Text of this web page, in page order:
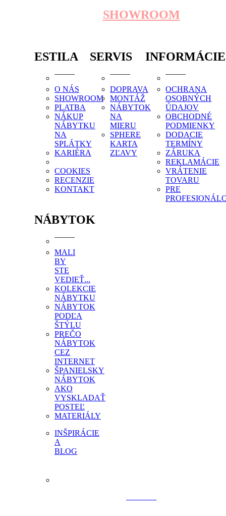
SHOWROOM
ESTILA
O NÁS
SHOWROOM
PLATBA
NÁKUP
NÁBYTKU
NA
SPLÁTKY
KARIÉRA
COOKIES
RECENZIE
KONTAKT
SERVIS
DOPRAVA
MONTÁŽ
NÁBYTOK
NA
MIERU
SPHERE
KARTA
ZĽAVY
INFORMÁCIE
OCHRANA
OSOBNÝCH
ÚDAJOV
OBCHODNÉ
PODMIENKY
DODACIE
TERMÍNY
ZÁRUKA
REKLAMÁCIE
VRÁTENIE
TOVARU
PRE
NÁBYTOK
MALI
BY
STE
VEDIEŤ...
KOLEKCIE
NÁBYTKU
NÁBYTOK
PODĽA
ŠTÝLU
PREČO
NÁBYTOK
CEZ
INTERNET
ŠPANIELSKY
NÁBYTOK
AKO
VYSKLADAŤ
POSTEĽ
MATERIÁLY
INŠPIRÁCIE
A
BLOG